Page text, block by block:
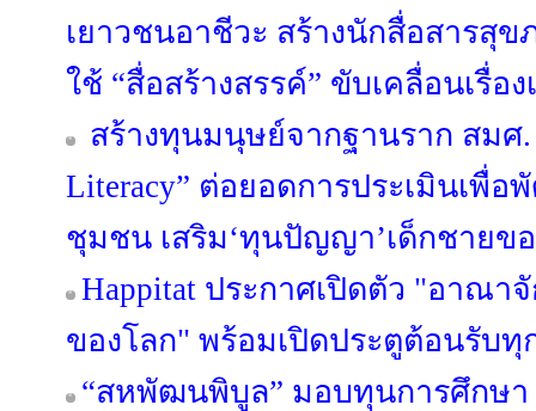
เยาวชนอาชีวะ สร้างนักสื่อสารสุ
ใช้ “สื่อสร้างสรรค์” ขับเคลื่อนเรื่อ
สร้างทุนมนุษย์จากฐานราก สมศ.
Literacy” ต่อยอดการประเมินเพื่
ชุมชน เสริม‘ทุนปัญญา’เด็กชายข
Happitat ประกาศเปิดตัว "อาณ
ของโลก" พร้อมเปิดประตูต้อนรับ
“สหพัฒนพิบูล” มอบทุนการศึกษ